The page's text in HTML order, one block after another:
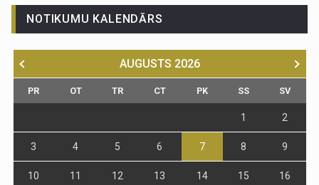
NOTIKUMU KALENDĀRS
AUGUSTS 2026
PR OT TR CT PK SS SV
1 2
3 4 5 6 7 8 9
10 11 12 13 14 15 16